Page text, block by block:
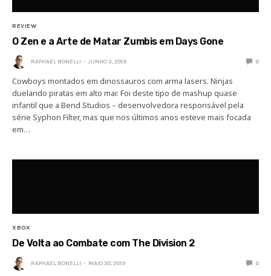
REVIEW
O Zen e a Arte de Matar Zumbis em Days Gone
RAPHAEL BONELLI JUNHO 3, 2019 0
Cowboys montados em dinossauros com arma lasers. Ninjas
duelando piratas em alto mar. Foi deste tipo de mashup quase
infantil que a Bend Studios – desenvolvedora responsável pela
série Syphon Filter, mas que nos últimos anos esteve mais focada
em…
XBOX
De Volta ao Combate com The Division 2
RAPHAEL BONELLI MAIO 30, 2019 0